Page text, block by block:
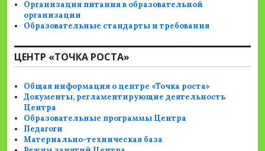
Организация питания в образовательной
организации
Образовательные стандарты и требования
ЦЕНТР «ТОЧКА РОСТА»
Общая информация о центре «Точка роста»
Документы, регламентирующие деятельность
Центра
Образовательные программы Центра
Педагоги
Материально-техническая база